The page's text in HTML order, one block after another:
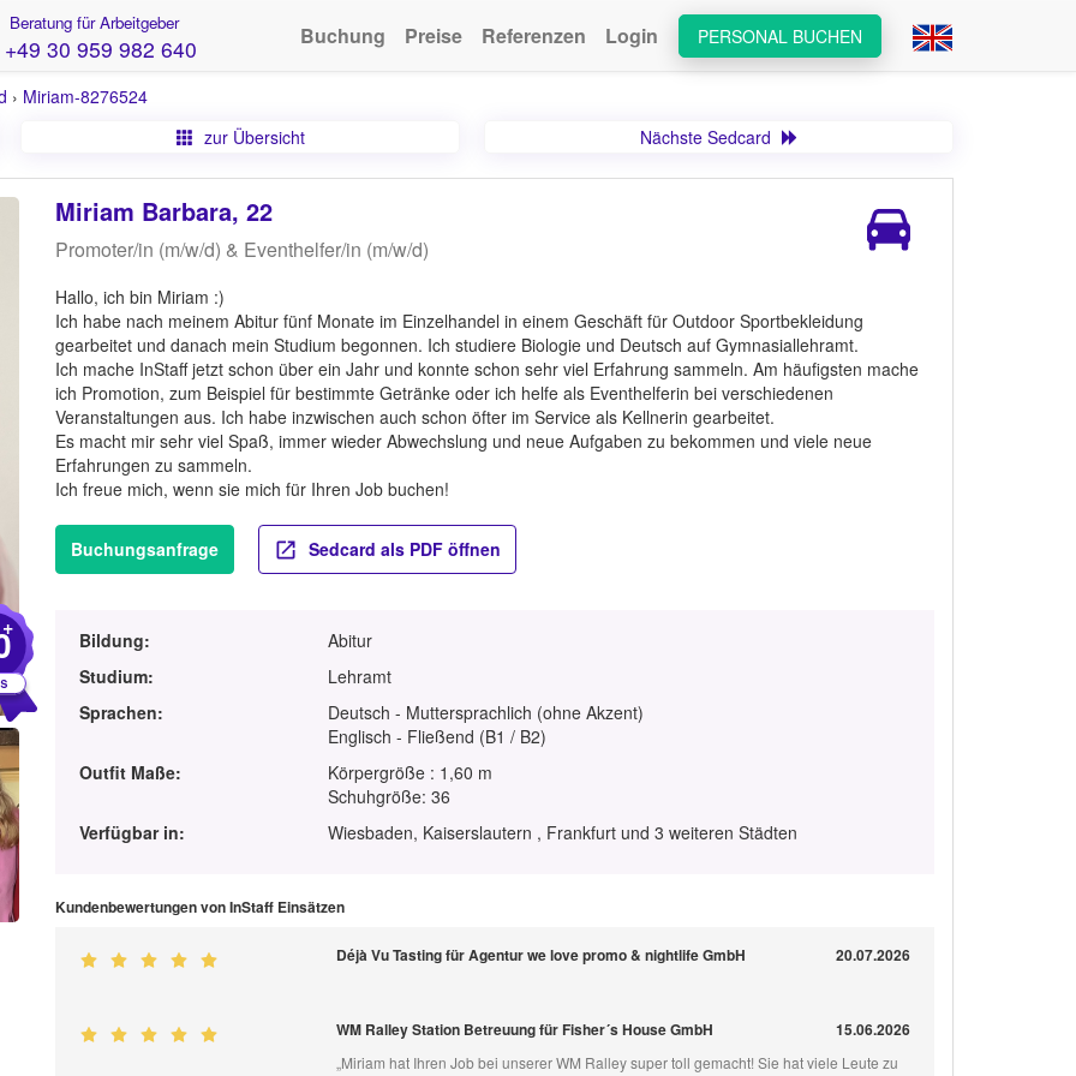
Beratung für Arbeitgeber
+49 30 959 982 640 PERSONAL BUCHEN
Buchung Preise Referenzen Login
› Miriam-8276524
zur Übersicht
Nächste Sedcard
+
Miriam Barbara, 22
Promoter/in (m/w/d) & Eventhelfer/in (m/w/d)
Hallo, ich bin Miriam :)
Ich habe nach meinem Abitur fünf Monate im Einzelhandel in einem Geschäft für Outdoor Sportbekleidung
gearbeitet und danach mein Studium begonnen. Ich studiere Biologie und Deutsch auf Gymnasiallehramt.
Ich mache InStaff jetzt schon über ein Jahr und konnte schon sehr viel Erfahrung sammeln. Am häufigsten mache
ich Promotion, zum Beispiel für bestimmte Getränke oder ich helfe als Eventhelferin bei verschiedenen
Veranstaltungen aus. Ich habe inzwischen auch schon öfter im Service als Kellnerin gearbeitet.
Es macht mir sehr viel Spaß, immer wieder Abwechslung und neue Aufgaben zu bekommen und viele neue
Erfahrungen zu sammeln.
Ich freue mich, wenn sie mich für Ihren Job buchen!
Buchungsanfrage Sedcard als PDF öffnen
Bildung:
Abitur
Studium:
Lehramt
Sprachen:
Deutsch - Muttersprachlich (ohne Akzent)
Englisch - Fließend (B1 / B2)
Outfit Maße:
Körpergröße : 1,60 m
Schuhgröße: 36
Verfügbar in:
Wiesbaden, Kaiserslautern , Frankfurt und 3 weiteren Städten
Kundenbewertungen von InStaff Einsätzen
Déjà Vu Tasting für Agentur we love promo & nightlife GmbH 20.07.2026
WM Ralley Station Betreuung für Fisher´s House GmbH 15.06.2026
„Miriam hat Ihren Job bei unserer WM Ralley super toll gemacht! Sie hat viele Leute zu